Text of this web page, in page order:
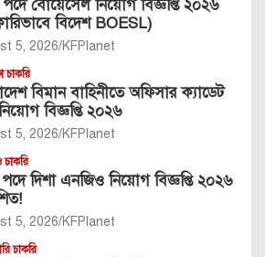
বোয়েসেল নিয়োগ বিজ্ঞপ্তি ২০২৬
বিদেশ BOESL)
5, 2026 KFPlanet
চাকরি
বিমান বাহিনীতে অফিসার ক্যাডেট
বিজ্ঞপ্তি ২০২৬
5, 2026 KFPlanet
দিশা এনজিও নিয়োগ বিজ্ঞপ্তি ২০২৬
5, 2026 KFPlanet
চাকরি